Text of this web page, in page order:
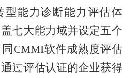
型能力诊断能力评估体
七大能力域并设定五个
CMMI软件成熟度评估
过评估认证的企业获得